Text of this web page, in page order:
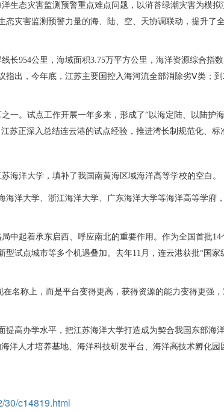
生态灾害监测预警重点难点问题，以浒苔绿潮灾害为模拟
灾害监测预警力量的海、陆、空、天协调联动，提升了
长954公里，海域面积3.75万平方公里，海洋资源综合指
出，今年底，江苏主要国控入海河流全部消除劣Ⅴ类；到
一。试点工作开展一年多来，形成了“以海定陆、以陆护
苏正深入总结连云港的试点经验，推进湾长制规范化、标
海洋大学，填补了我国南黄海区域海洋高等学校的空白。
洋大学、浙江海洋大学、广东海洋大学等海洋高等学府
中起着承东启西、呼应南北的重要作用。作为全国首批14
试点城市等多个机遇叠加。去年11月，连云港获批“国家
名称上，而是平台变得更高，获得资源的能力变得更强
高办学水平，把江苏海洋大学打造成为契合我国东部海
洋人才培养基地、海洋科技研发平台、海洋高技术孵化园
30/c14819.html